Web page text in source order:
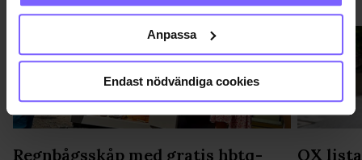
Identifiera din enhet genom att aktivt skanna den
för specifika kännetecken (fingeravtryck)
Ta reda på mer om hur dina personliga uppgifter
Du kan ändra eller dra tillbaka ditt samtycke när som
helst från cookie-förklaringen.
Vi använder enhetsidentifierare för att anpassa innehållet
Anpassa
Endast nödvändiga cookies
Regnbågsskåp med gratis hbtq-
QX